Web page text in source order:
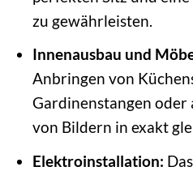
zu gewährleisten.
Innenausbau und
Anbringen von
Gardinenstangen oder
von Bildern in exakt
Elektroinstallation: